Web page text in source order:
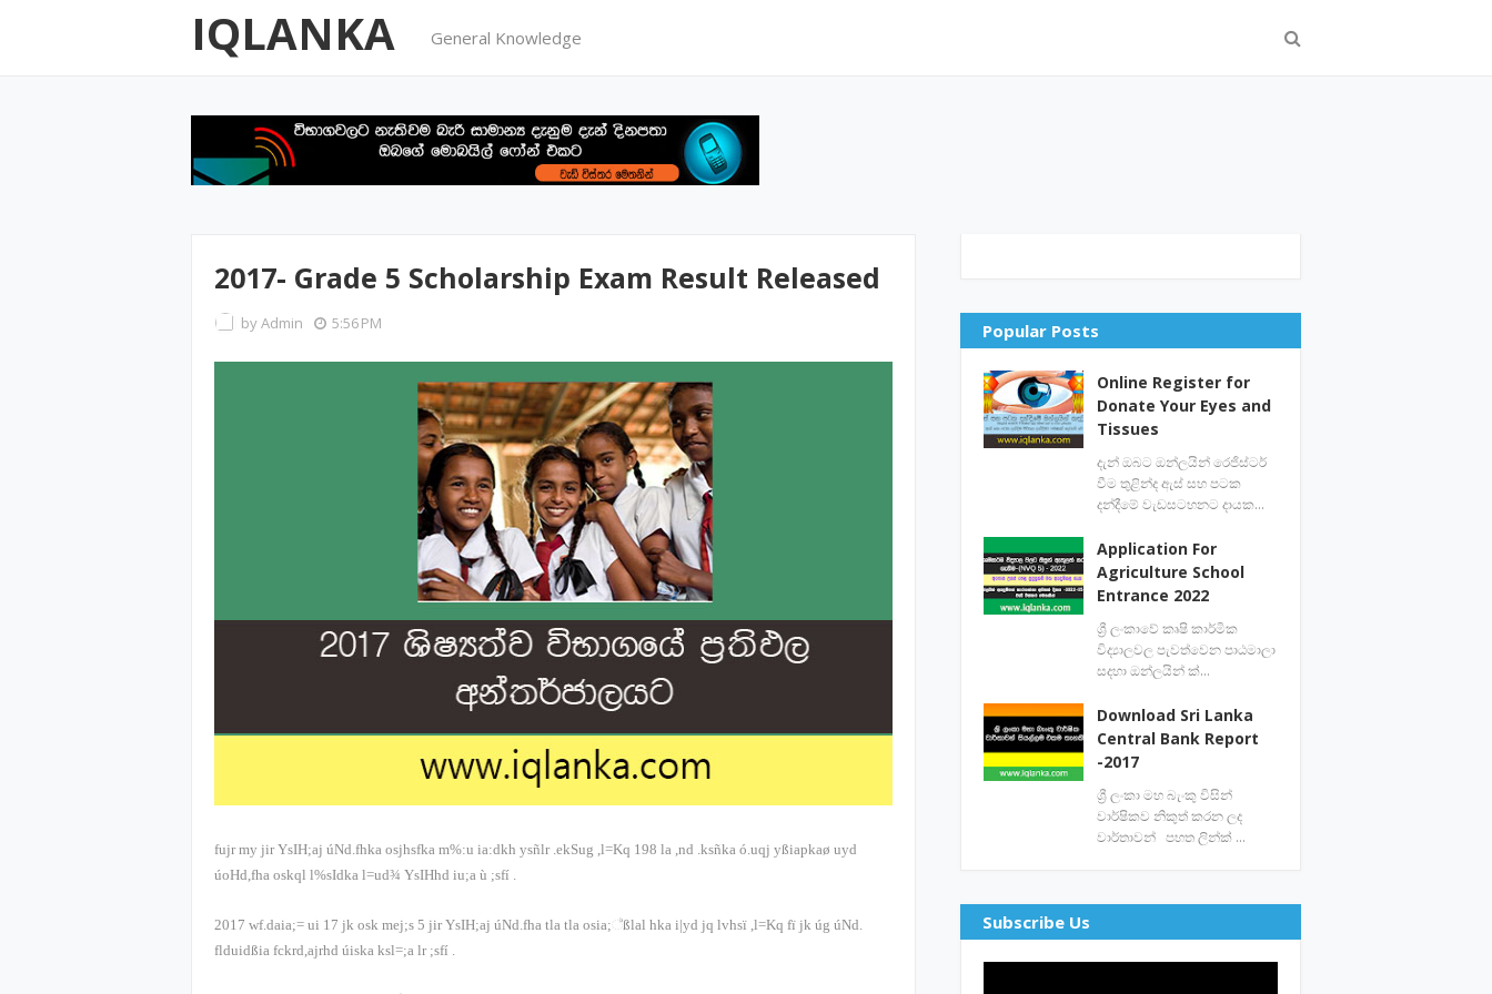
IQLANKA General Knowledge
2017- Grade 5 Scholarship Exam Result Released
byAdmin 5:56 PM
fujr my jir YsIH;aj úNd.fhka osjhsfka m%:u ia:dkh ysñlr .ekSug ,l=Kq 198 la ,nd .ksñka ó.uqj yßiapkaø uyd
úoHd,fha oskql l%sIdka l=ud¾ YsIHhd iu;a ù ;sfí .
2017 wf.daia;= ui 17 jk osk mej;s 5 jir YsIH;aj úNd.fha tla tla osia;‍්‍ßlal hka i|yd jq lvhsï ,l=Kq fï jk úg úNd.
flduidßia fckrd,ajrhd úiska ksl=;a lr ;sfí .
Popular Posts
Online Register for
Donate Your Eyes and
Tissues
දැන් ඔබට ඔන්ලයින් රෙජිස්ටර්
වීම තුළින්ද ඇස් සහ පටක
දන්දීමේ වැඩසටහනට දායක…
Application For
Agriculture School
Entrance 2022
ශ්‍රී ලංකාවේ කෘෂි කාර්මික
විද්‍යාලවල පැවත්වෙන පාඨමාලා
සදහා ඔන්ලයින් ක්…
Download Sri Lanka
Central Bank Report
-2017
ශ්‍රී ලංකා මහ බැංකු විසින්
වාර්ෂිකව නිකුත් කරන ලද
වාර්තාවන් පහත ලින්ක් …
Subscribe Us